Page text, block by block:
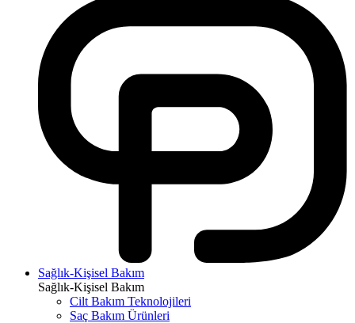
Sağlık-Kişisel Bakım
Sağlık-Kişisel Bakım
Cilt Bakım Teknolojileri
Saç Bakım Ürünleri